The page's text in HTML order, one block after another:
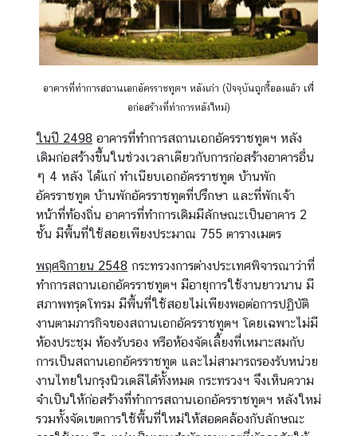
อาคารที่ทำการสถานเอกอัครราชทูตฯ หลังเก่า (ปัจจุบันถูกรื้อลงแล้ว เพื่่
อก่อสร้างที่ทำการหลังใหม่)
ในปี 2498 อาคารที่ทำการสถานเอกอัครราชทูตฯ หลัง
เดิมก่อสร้างขึ้นในช่วงเวลาเดียวกับการก่อสร้างอาคารอื่น
ๆ 4 หลัง ได้แก่ ทำเนียบเอกอัครราชทูต บ้านพัก
อัครราชทูต บ้านพักอัครราชทูตที่ปรึกษา และที่พักเจ้า
หน้าที่ท้องถิ่น อาคารที่ทำการเดิมมีลักษณะเป็นอาคาร 2
ชั้น มีพื้นที่ใช้สอยเพียงประมาณ 755 ตารางเมตร
พฤศจิกายน 2548 กระทรวงการต่างประเทศพิจารณาว่าที่
ทำการสถานเอกอัครราชทูตฯ มีอายุการใช้งานยาวนาน มี
สภาพทรุดโทรม มีพื้นที่ใช้สอยไม่เพียงพอต่อการปฏิบัติ
งานตามภารกิจของสถานเอกอัครราชทูตฯ โดยเฉพาะไม่มี
ห้องประชุม ห้องรับรอง หรือห้องจัดเลี้ยงที่เหมาะสมกับ
การเป็นสถานเอกอัครราชทูต และไม่สามารถรองรับหน่วย
งานไทยในกรุงนิวเดลีได้ทั้งหมด กระทรวงฯ จึงเห็นความ
จำเป็นให้ก่อสร้างที่ทำการสถานเอกอัครราชทูตฯ หลังใหม่
รวมทั้งจัดเขตการใช้พื้นที่ใหม่ให้สอดคล้องกับลักษณะ